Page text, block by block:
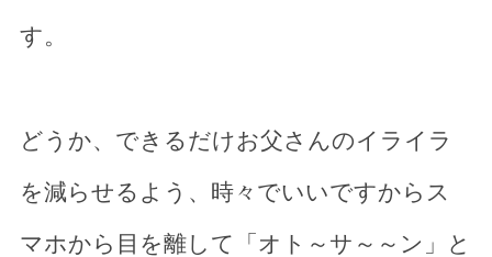
す。
どうか、できるだけお父さんのイライラ
を減らせるよう、時々でいいですからス
マホから目を離して「オト～サ～～ン」と